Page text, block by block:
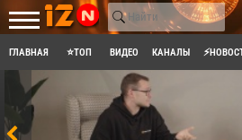
ГЛАВНАЯ ⭐ТОП ВИДЕО КАНАЛЫ